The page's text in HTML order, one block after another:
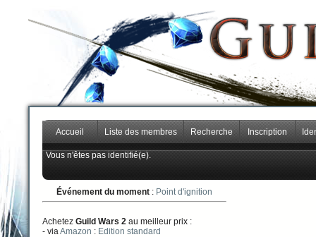
Accueil Liste des membres Recherche Inscription
Vous n'êtes pas identifié(e).
Événement du moment : Point d'ignition
Achetez Guild Wars 2 au meilleur prix :
- viaAmazon : Edition standard